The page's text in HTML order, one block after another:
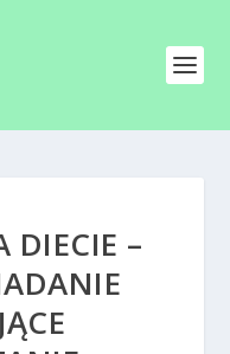
DIECIE –